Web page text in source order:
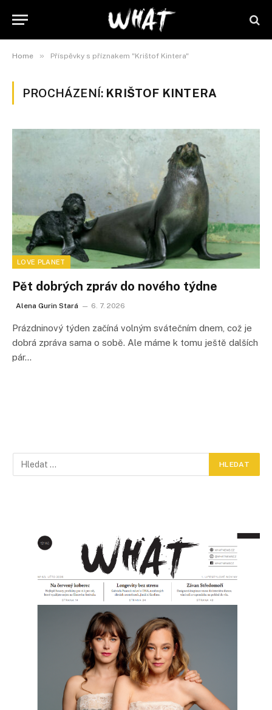
Home » Příspěvky s příznakem "Krištof Kintera"
PROCHÁZENÍ: KRIŠTOF KINTERA
LOVE PLANET
Pět dobrých zpráv do nového týdne
Alena Gurin Stará 6. 7. 2026
Prázdninový týden začíná volným svátečním dnem, což je
dobrá zpráva sama o sobě. Ale máme k tomu ještě dalších
pár…